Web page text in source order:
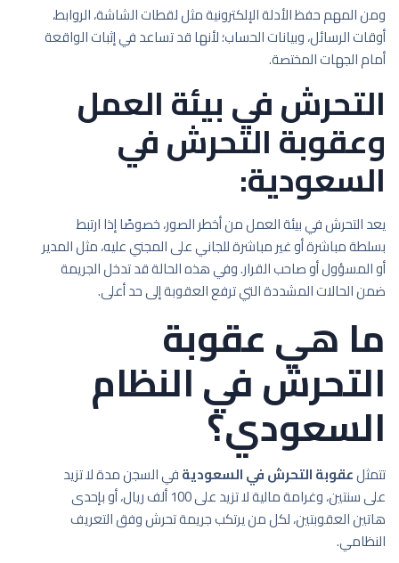
ومن المهم حفظ الأدلة الإلكترونية مثل لقطات الشاشة، الروابط،
أوقات الرسائل، وبيانات الحساب؛ لأنها قد تساعد في إثبات الواقعة
أمام الجهات المختصة.
التحرش في بيئة العمل
وعقوبة التحرش في
السعودية:
يعد التحرش في بيئة العمل من أخطر الصور، خصوصًا إذا ارتبط
بسلطة مباشرة أو غير مباشرة للجاني على المجني عليه، مثل المدير
أو المسؤول أو صاحب القرار. وفي هذه الحالة قد تدخل الجريمة
ضمن الحالات المشددة التي ترفع العقوبة إلى حد أعلى.
ما هي عقوبة
التحرش في النظام
السعودي؟
تتمثلعقوبة التحرش في السعوديةفي السجن مدة لا تزيد
على سنتين، وغرامة مالية لا تزيد على 100 ألف ريال، أو بإحدى
هاتين العقوبتين، لكل من يرتكب جريمة تحرش وفق التعريف
النظامي.